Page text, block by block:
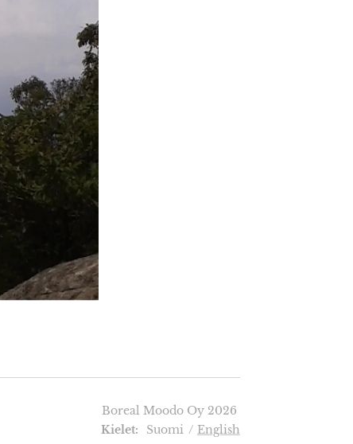
Boreal Moodo Oy 2026
Kielet
Suomi English